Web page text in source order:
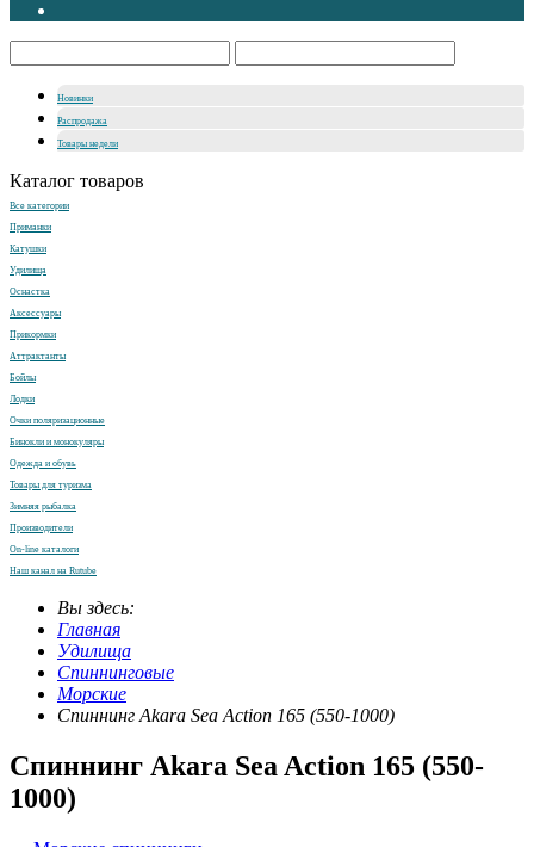
Новинки
Распродажа
Товары недели
Каталог товаров
Все категории
Приманки
Катушки
Удилища
Оснастка
Аксессуары
Прикормки
Аттрактанты
Бойлы
Лодки
Очки поляризационные
Бинокли и монокуляры
Одежда и обувь
Товары для туризма
Зимняя рыбалка
Производители
On-line каталоги
Наш канал на Rutube
Вы здесь:
Главная
Удилища
Спиннинговые
Морские
Спиннинг Akara Sea Action 165 (550-1000)
Спиннинг Akara Sea Action 165 (550-
1000)